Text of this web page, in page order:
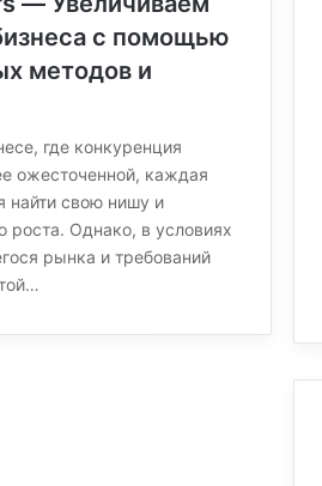
с помощью
методов и
где конкуренция
ожесточенной, каждая
найти свою нишу и
роста. Однако, в условиях
рынка и требований